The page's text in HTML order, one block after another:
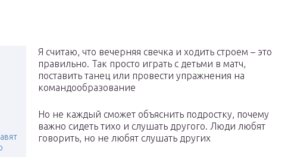
Я считаю, что вечерняя свечка и ходить строем – это
правильно. Так просто играть с детьми в матч,
поставить танец или провести упражнения на
командообразование
Но не каждый сможет объяснить подростку, почему
важно сидеть тихо и слушать другого. Люди любят
говорить, но не любят слушать других